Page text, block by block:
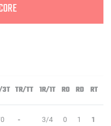
TR/TT 1R/1T RO RD RT
- 3/4 0 1 1